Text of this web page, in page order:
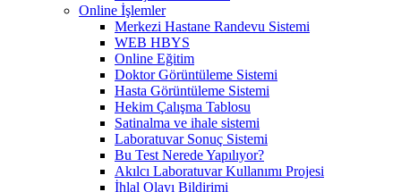
Online İşlemler
Merkezi Hastane Randevu Sistemi
WEB HBYS
Online Eğitim
Doktor Görüntüleme Sistemi
Hasta Görüntüleme Sistemi
Hekim Çalışma Tablosu
Satinalma ve ihale sistemi
Laboratuvar Sonuç Sistemi
Bu Test Nerede Yapılıyor?
Akılcı Laboratuvar Kullanımı Projesi
İhlal Olayı Bildirimi